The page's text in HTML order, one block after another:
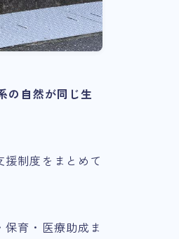
の自然が同じ生
制度をまとめて
育・医療助成ま